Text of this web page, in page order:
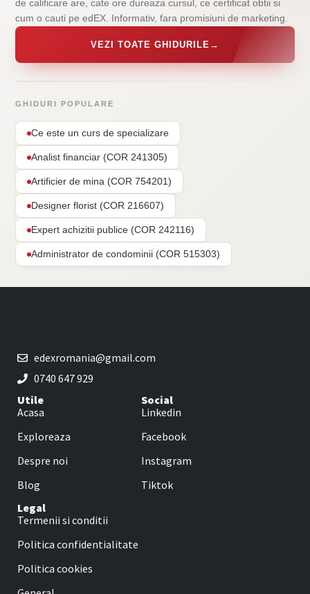
de calificare are, cate ore dureaza cursul, ce certificat obtii si
cum o cauti pe edEX. Informativ, fara promisiuni de marketing.
VEZI TOATE GHIDURILE →
GHIDURI POPULARE
Ce este un curs de specializare
Analist financiar (COR 241305)
Artificier de mina (COR 754201)
Designer florist (COR 216607)
Expert achizitii publice (COR 242116)
Administrator de condominii (COR 515303)
edexromania@gmail.com
0740 647 929
Utile
Acasa
Exploreaza
Despre noi
Blog
Social
Linkedin
Facebook
Instagram
Tiktok
Legal
Termenii si conditii
Politica confidentialitate
Politica cookies